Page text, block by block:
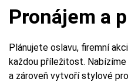
Pronájem a
Plánujete oslavu, firemní
každou příležitost. Nabízíme
a zároveň vytvoří stylové